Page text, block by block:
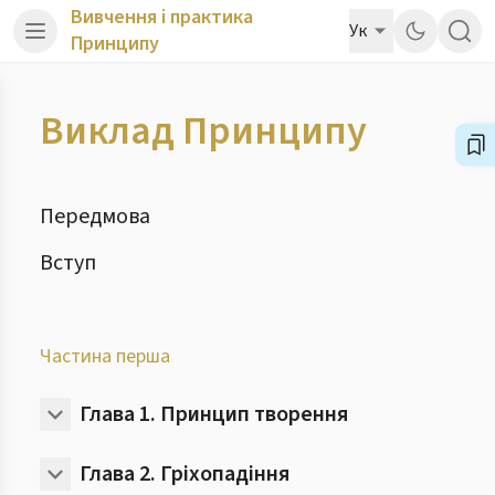
Вивчення і практика
Принципу
Ук
Виклад Принципу
Передмова
Вступ
Частина перша
Глава 1. Принцип творення
Розділ 1. Дуальні властивості Бога та
Глава 2. Гріхопадіння